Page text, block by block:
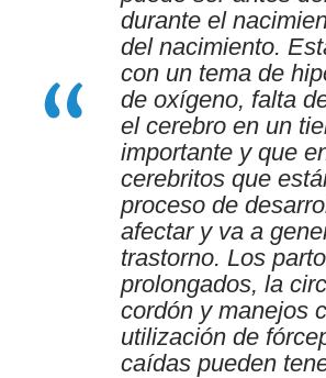
durante el
del nacimiento.
con un tema de
de oxígeno, falta
el cerebro en un
importante y que
cerebritos que
proceso de
afectar y va a
trastorno. Los
prolongados, la
cordón y manejos
utilización de
caídas pueden